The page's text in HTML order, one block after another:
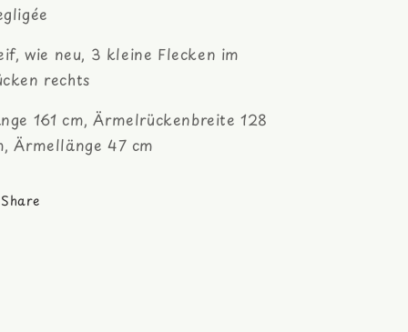
wie neu, 3 kleine Flecken im
rechts
161 cm, Ärmelrückenbreite 128
Ärmellänge 47 cm
Share